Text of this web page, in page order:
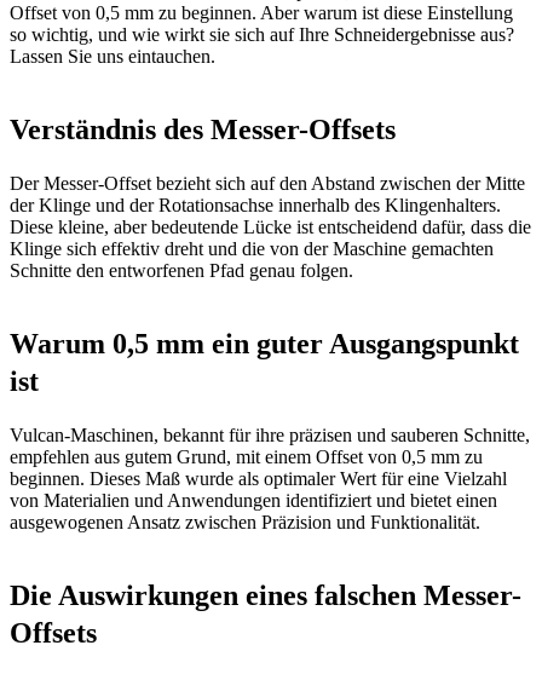
Offset von 0,5 mm zu beginnen. Aber warum ist diese Einstellung
so wichtig, und wie wirkt sie sich auf Ihre Schneidergebnisse aus?
Lassen Sie uns eintauchen.
Verständnis des Messer-Offsets
Der Messer-Offset bezieht sich auf den Abstand zwischen der Mitte
der Klinge und der Rotationsachse innerhalb des Klingenhalters.
Diese kleine, aber bedeutende Lücke ist entscheidend dafür, dass die
Klinge sich effektiv dreht und die von der Maschine gemachten
Schnitte den entworfenen Pfad genau folgen.
Warum 0,5 mm ein guter Ausgangspunkt
ist
Vulcan-Maschinen, bekannt für ihre präzisen und sauberen Schnitte,
empfehlen aus gutem Grund, mit einem Offset von 0,5 mm zu
beginnen. Dieses Maß wurde als optimaler Wert für eine Vielzahl
von Materialien und Anwendungen identifiziert und bietet einen
ausgewogenen Ansatz zwischen Präzision und Funktionalität.
Die Auswirkungen eines falschen Messer-
Offsets